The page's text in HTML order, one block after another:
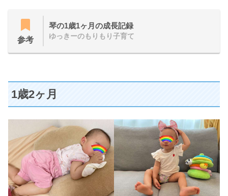
参考
琴の1歳1ヶ月の成長記録
ゆっきーのもりもり子育て
1歳2ヶ月